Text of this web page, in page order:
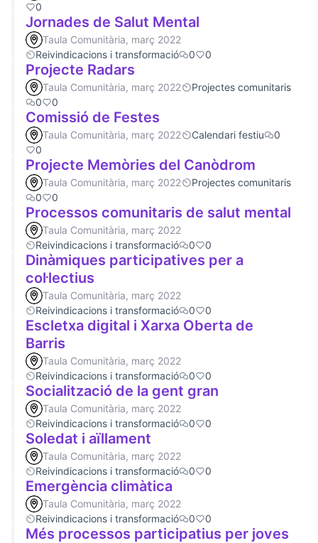
0
Jornades de Salut Mental
Taula Comunitària, març 2022
Reivindicacions i transformació
0 0
Projecte Radars
Taula Comunitària, març 2022
Projectes comunitaris
0
0
Comissió de Festes
Taula Comunitària, març 2022 Calendari festiu
0
0
Projecte Memòries del Canòdrom
Taula Comunitària, març 2022
Projectes comunitaris
0
0
Processos comunitaris de salut mental
Taula Comunitària, març 2022
Reivindicacions i transformació
0 0
Dinàmiques participatives per a
col·lectius
Taula Comunitària, març 2022
Reivindicacions i transformació
0 0
Escletxa digital i Xarxa Oberta de
Barris
Taula Comunitària, març 2022
Reivindicacions i transformació
0 0
Socialització de la gent gran
Taula Comunitària, març 2022
Reivindicacions i transformació
0 0
Soledat i aïllament
Taula Comunitària, març 2022
Reivindicacions i transformació
0 0
Emergència climàtica
Taula Comunitària, març 2022
Reivindicacions i transformació
0 0
Més processos participatius per joves